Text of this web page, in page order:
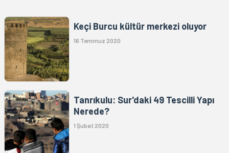
Keçi Burcu kültür merkezi oluyor
16 Temmuz 2020
Tanrıkulu: Sur'daki 49 Tescilli Yapı
Nerede?
1 Şubat 2020